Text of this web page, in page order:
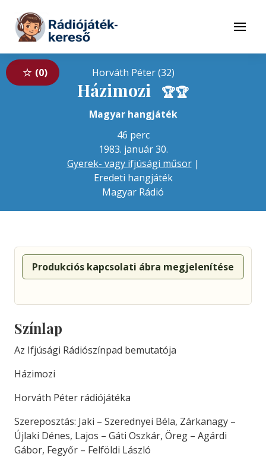
Tovább a tartalomhoz
Menü
0 Horváth Péter (32)
Házimozi 🏆🏆
Magyar hangjáték
46 perc
1983. január 30.
Gyerek- vagy ifjúsági műsor|
Eredeti hangjáték
Magyar Rádió
Produkciós kapcsolati ábra megjelenítése
Színlap
Az Ifjúsági Rádiószínpad bemutatója
Házimozi
Horváth Péter rádiójátéka
Szereposztás: Jaki – Szerednyei Béla, Zárkanagy –
Újlaki Dénes, Lajos – Gáti Oszkár, Öreg – Agárdi
Gábor, Fegyőr – Felföldi László